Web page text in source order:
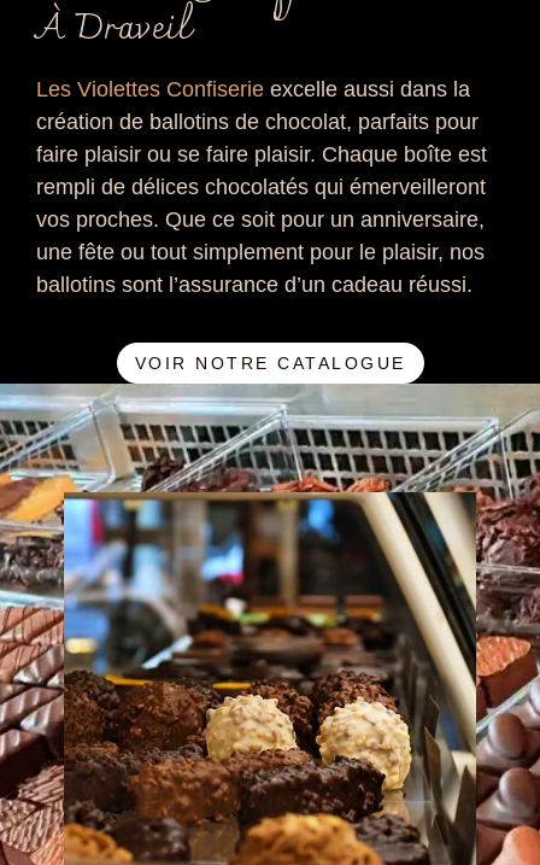
À Draveil
Les Violettes Confiserie excelle aussi dans la
création de ballotins de chocolat, parfaits pour
faire plaisir ou se faire plaisir. Chaque boîte est
rempli de délices chocolatés qui émerveilleront
vos proches. Que ce soit pour un anniversaire,
une fête ou tout simplement pour le plaisir, nos
ballotins sont l’assurance d’un cadeau réussi.
VOIR NOTRE CATALOGUE